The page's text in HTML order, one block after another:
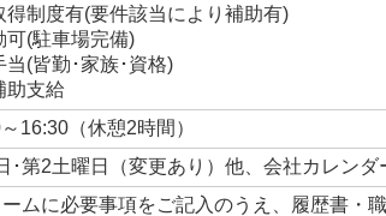
得制度有(要件該当により補助有)
可(駐車場完備)
当(皆勤･家族･資格)
助支給
16:30（休憩2時間）
･第2土曜日（変更あり）他、会社カレンダ
ムに必要事項をご記入のうえ、履歴書・